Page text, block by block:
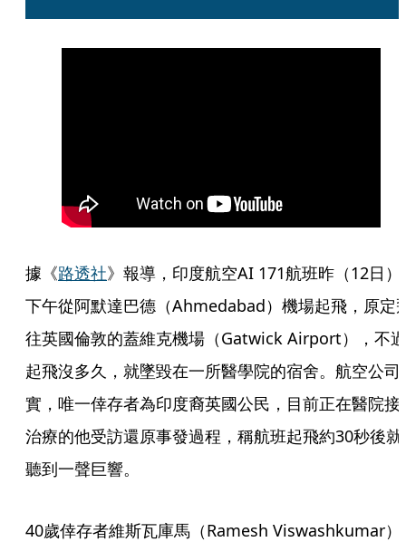
據《路透社》報導，印度航空AI 171航班昨（12日）
下午從阿默達巴德（Ahmedabad）機場起飛，原定
往英國倫敦的蓋維克機場（Gatwick Airport），不過
起飛沒多久，就墜毀在一所醫學院的宿舍。航空公司
實，唯一倖存者為印度裔英國公民，目前正在醫院接
治療的他受訪還原事發過程，稱航班起飛約30秒後就
聽到一聲巨響。
40歲倖存者維斯瓦庫馬（Ramesh Viswashkumar）